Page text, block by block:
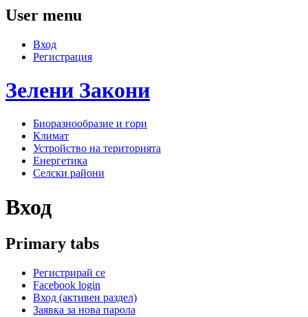
User menu
Вход
Регистрация
Зелени Закони
Биоразнообразие и гори
Климат
Устройство на територията
Енергетика
Селски райони
Вход
Primary tabs
Регистрирай се
Facebook login
Вход (активен раздел)
Заявка за нова парола